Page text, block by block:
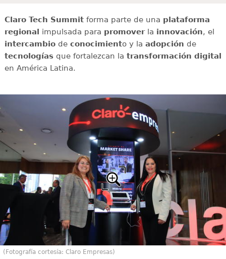
Claro Tech Summitforma parte de una plataforma
regional impulsada para promoverla innovación, el
intercambiode conocimiento y la adopción de
tecnologíasque fortalezcan la transformación digital
en América Latina.
(Fotografía cortesía: Claro Empresas)